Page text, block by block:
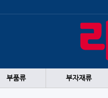
부품류 부자재류